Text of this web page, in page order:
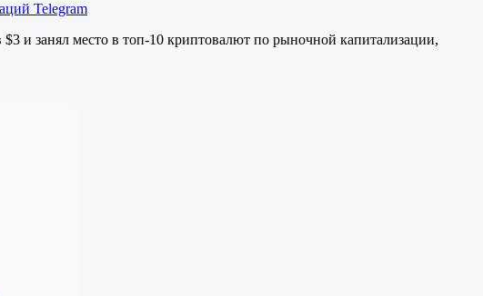
Telegram
и занял место в топ-10 криптовалют по рыночной капитализации,